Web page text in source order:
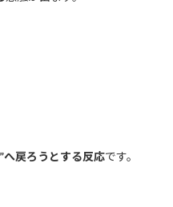
へ戻ろうとする反応です。